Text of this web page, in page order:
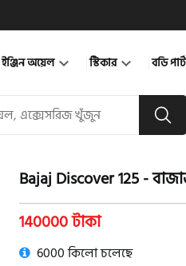
ইঞ্জিন অয়েল স্টিকার বডি
product view
Bajaj Discover 125 -
140000 টাকা
6000 কিলো চলেছে